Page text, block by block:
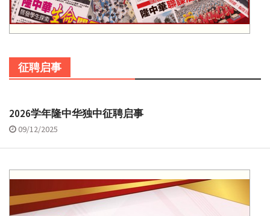
征聘启事
2026学年隆中华独中征聘启事
09/12/2025